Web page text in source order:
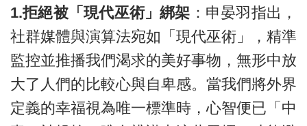
1.拒絕被「現代巫術」綁架 ： 申晏羽 指出，
社群媒體與演算法宛如「現代巫術」，精準
監控並推播我們渴求的美好事物，無形中放
大了人們的比較心與自卑感。當我們將外界
定義的幸福視為唯一標準時，心智便已「中